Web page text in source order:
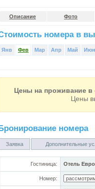
Описание Фото
номера в
Янв Фев Мар Апр Май Июн
Цены на проживание в
Цены
номера
Заявка Дополнительные
Гостиница: Отель
Номер: